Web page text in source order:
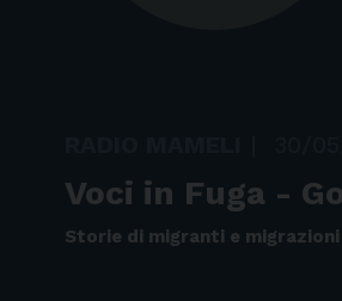
Voci in Fuga -
Storie di migranti e migrazioni